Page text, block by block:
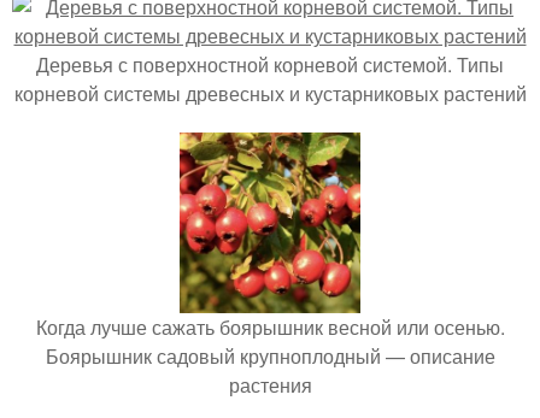
Деревья с поверхностной корневой системой. Типы
корневой системы древесных и кустарниковых растений
Когда лучше сажать боярышник весной или осенью.
Боярышник садовый крупноплодный — описание
растения